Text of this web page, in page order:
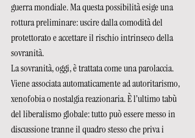
guerra mondiale. Ma questa possibilità esige una
rottura preliminare: uscire dalla comodità del
protettorato e accettare il rischio intrinseco della
sovranità.
La sovranità, oggi, è trattata come una parolaccia.
Viene associata automaticamente ad autoritarismo,
xenofobia o nostalgia reazionaria. È l’ultimo tabù
del liberalismo globale: tutto può essere messo in
discussione tranne il quadro stesso che priva i